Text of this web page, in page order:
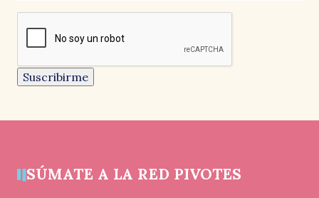
campo
un
campo
de
debe
reCAPTCHA
Suscribirme
SÚMATE A LA RED PIVOTES